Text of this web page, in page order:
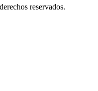
reservados.